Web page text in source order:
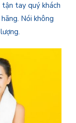
tay quý khách
Nói không